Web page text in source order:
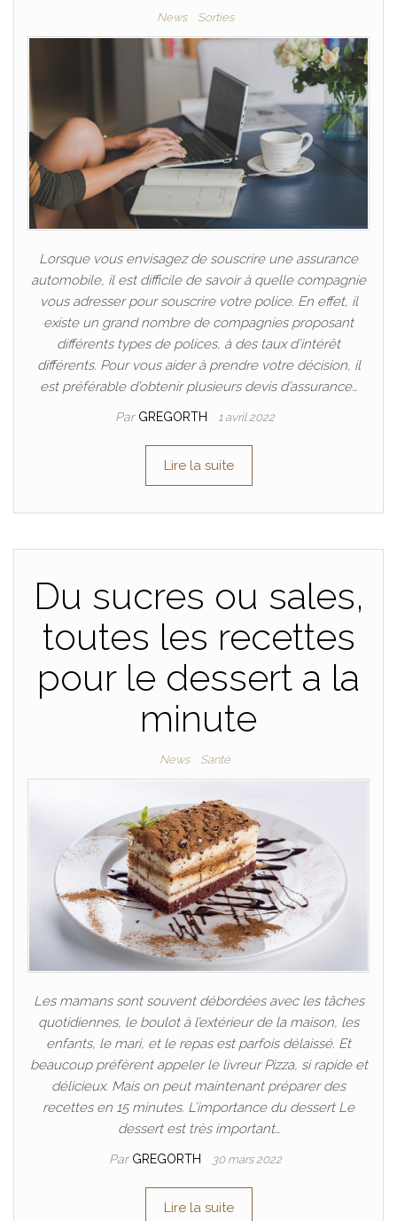
News Sorties
Lorsque vous envisagez de souscrire une assurance
automobile, il est difficile de savoir à quelle compagnie
vous adresser pour souscrire votre police. En effet, il
existe un grand nombre de compagnies proposant
différents types de polices, à des taux d’intérêt
différents. Pour vous aider à prendre votre décision, il
est préférable d’obtenir plusieurs devis d’assurance…
Par GREGORTH 1 avril 2022
Lire la suite
Du sucres ou sales,
toutes les recettes
pour le dessert a la
minute
News Santé
Les mamans sont souvent débordées avec les tâches
quotidiennes, le boulot à l’extérieur de la maison, les
enfants, le mari, et le repas est parfois délaissé. Et
beaucoup préfèrent appeler le livreur Pizza, si rapide et
délicieux. Mais on peut maintenant préparer des
recettes en 15 minutes. L’importance du dessert Le
dessert est très important…
Par GREGORTH 30 mars 2022
Lire la suite